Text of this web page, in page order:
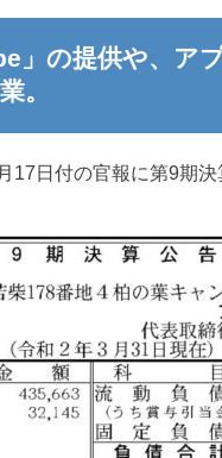
」の提供や、ア
。
17日付の官報に第9期